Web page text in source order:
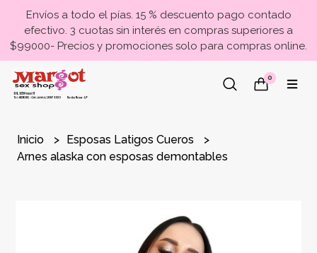
Envíos a todo el pías. 15 % descuento pago contado
efectivo. 3 cuotas sin interés en compras superiores a
$99000- Precios y promociones solo para compras online.
0
Inicio
Esposas Latigos Cueros
Arnes alaska con esposas demontables